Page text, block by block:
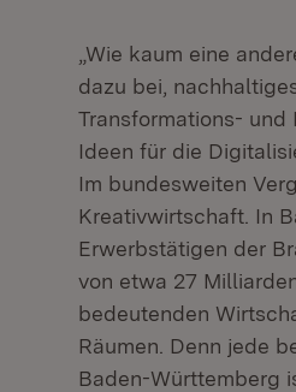
„Wie kaum eine
dazu bei,
Transformations-
Ideen für die
Im bundesweiten
Kreativwirtschaft. In
Erwerbstätigen der
von etwa 27
bedeutenden
Räumen. Denn jede
Baden-Württemberg